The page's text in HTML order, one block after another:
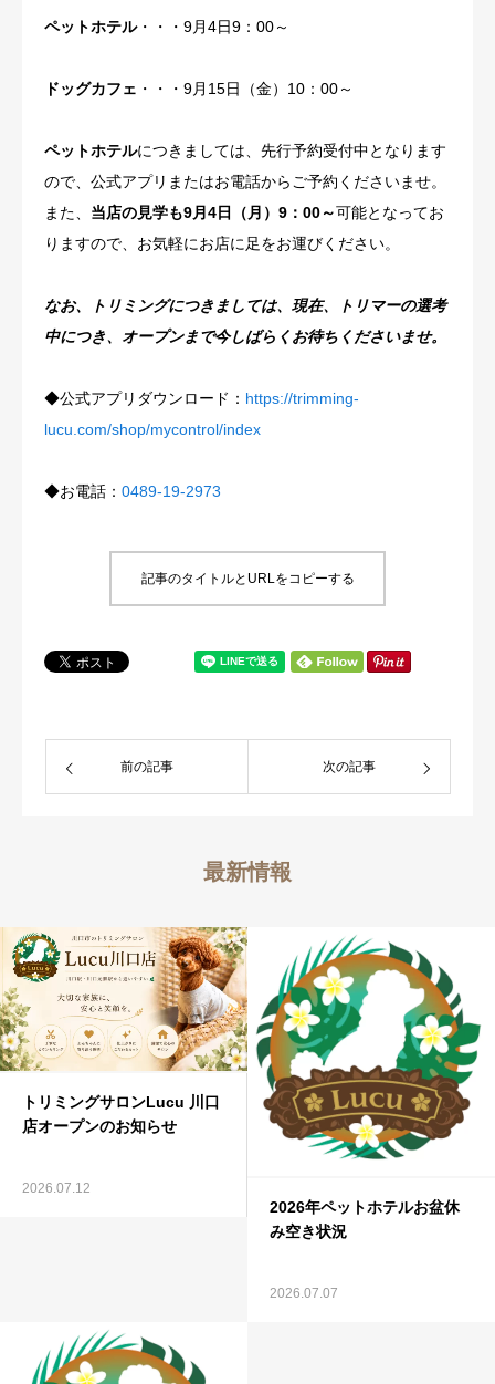
ペットホテル・・・9月4日9：00～
ドッグカフェ ・・・9月15日（金）10：00～
ペットホテルにつきましては、先行予約受付中となります
ので、公式アプリまたはお電話からご予約くださいませ。
また、 当店の見学も9月4日（月）9：00～可能となってお
りますので、お気軽にお店に足をお運びください。
なお、トリミングにつきましては、現在、トリマーの選考
中につき、オープンまで今しばらくお待ちくださいませ。
◆公式アプリダウンロード： https://trimming-
lucu.com/shop/mycontrol/index
◆お電話： 0489-19-2973
記事のタイトルとURLをコピーする
前の記事 次の記事
最新情報
トリミングサロンLucu 川口
店オープンのお知らせ
2026.07.12
2026年ペットホテルお盆休
み空き状況
2026.07.07